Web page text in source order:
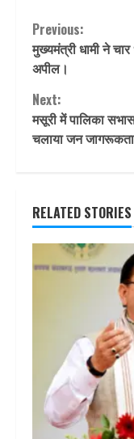
Continue
Reading
Previous:
मुख्यमंत्री धामी ने
अपील।
Next:
मसूरी में पालिका
चलाया जन
RELATED STORIES